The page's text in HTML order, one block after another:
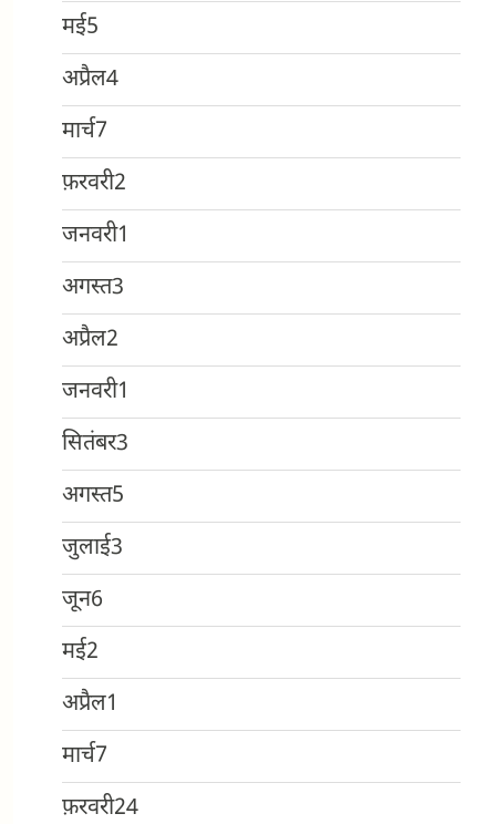
मई5
अप्रैल4
मार्च7
फ़रवरी2
जनवरी1
अगस्त3
अप्रैल2
जनवरी1
सितंबर3
अगस्त5
जुलाई3
जून6
मई2
अप्रैल1
मार्च7
फ़रवरी24